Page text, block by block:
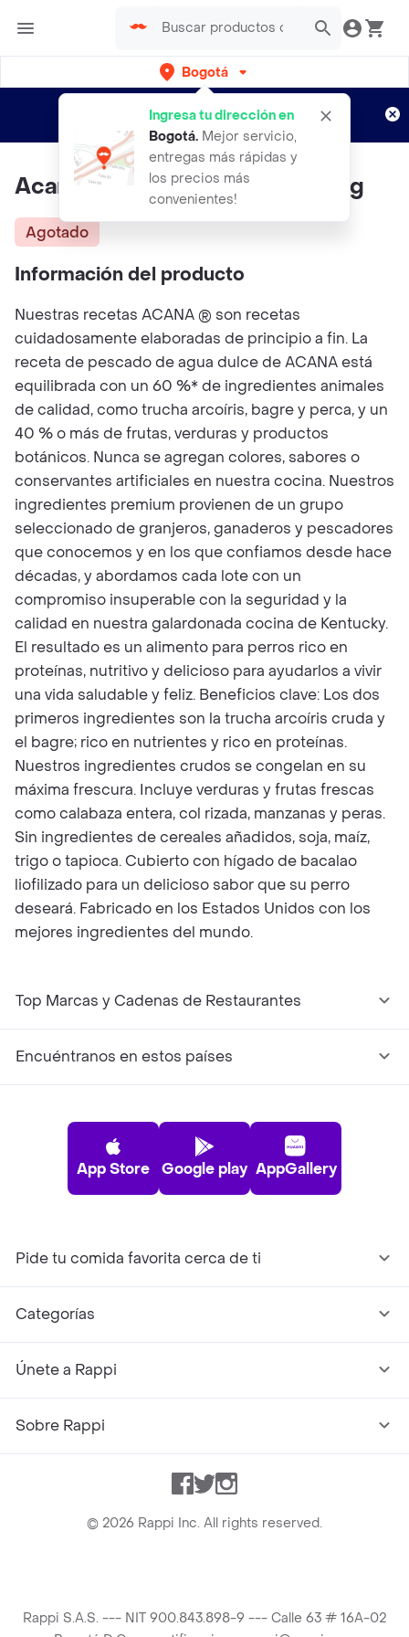
Bogotá
Ingresa tu dirección en
Bogotá. Mejor servicio,
entregas más rápidas y
los precios más
convenientes!
envíos gratis por semanas
Aplican TyC
Acana® Fresh Water Fish 5.9 Kg
Agotado
Información del producto
Nuestras recetas ACANA ® son recetas
cuidadosamente elaboradas de principio a fin. La
receta de pescado de agua dulce de ACANA está
equilibrada con un 60 %* de ingredientes animales
de calidad, como trucha arcoíris, bagre y perca, y un
40 % o más de frutas, verduras y productos
botánicos. Nunca se agregan colores, sabores o
conservantes artificiales en nuestra cocina. Nuestros
ingredientes premium provienen de un grupo
seleccionado de granjeros, ganaderos y pescadores
que conocemos y en los que confiamos desde hace
décadas, y abordamos cada lote con un
compromiso insuperable con la seguridad y la
calidad en nuestra galardonada cocina de Kentucky.
El resultado es un alimento para perros rico en
proteínas, nutritivo y delicioso para ayudarlos a vivir
una vida saludable y feliz. Beneficios clave: Los dos
primeros ingredientes son la trucha arcoíris cruda y
el bagre; rico en nutrientes y rico en proteínas.
Nuestros ingredientes crudos se congelan en su
máxima frescura. Incluye verduras y frutas frescas
como calabaza entera, col rizada, manzanas y peras.
Sin ingredientes de cereales añadidos, soja, maíz,
trigo o tapioca. Cubierto con hígado de bacalao
liofilizado para un delicioso sabor que su perro
deseará. Fabricado en los Estados Unidos con los
mejores ingredientes del mundo.
Top Marcas y Cadenas de Restaurantes
Encuéntranos en estos países
App Store Google play AppGallery
Pide tu comida favorita cerca de ti
Categorías
Únete a Rappi
Sobre Rappi
Facebook
TwitterInstagram
© 2026 Rappi Inc. All rights reserved.
Rappi S.A.S. --- NIT 900.843.898-9 --- Calle 63 # 16A-02